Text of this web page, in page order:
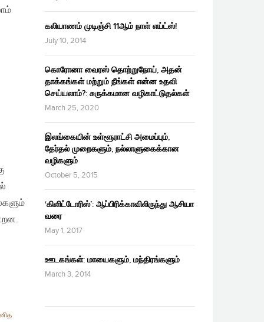
கலியாணம் முடிஞ்சி 11ஆம் நாள் எய்ட்ஸ்!
July 10, 2014
கொரோனா வைரஸ் தொற்றுநோய், அதன்
தாக்கங்கள் மற்றும் நீங்கள் என்ன உதவி
செய்யலாம்?: சுருக்கமான வழிகாட்டுதல்கள்
March 25, 2020
இலங்கையின் உள்ளூராட்சி அமைப்பும்,
தேர்தல் முறைகளும், நல்லாளுகைக்கான
வழிகளும்
October 5, 2015
‘கிளிட்டோரிஸ்’: ஆப்பிரிக்காவிலிருந்து ஆசியா
வரை
May 1, 2017
ஊடகங்கள்: மாயைகளும், மந்திரங்களும்
March 3, 2014